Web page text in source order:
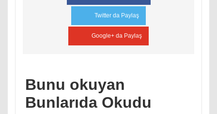
Twitter da Paylaş
Google+ da Paylaş
Bunu okuyan
Bunlarıda Okudu